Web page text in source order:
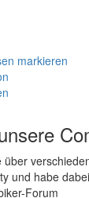
markieren
über
und habe
Forum